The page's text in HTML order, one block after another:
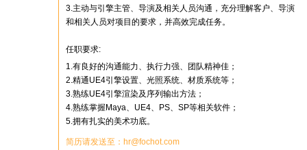
3.主动与引擎主管、导演及相关人员沟通，充分理解客户、导演
和相关人员对项目的要求，并高效完成任务。
任职要求:
1.有良好的沟通能力、执行力强、团队精神佳；
2.精通UE4引擎设置、光照系统、材质系统等；
3.熟练UE4引擎渲染及序列输出方法；
4.熟练掌握Maya、UE4、PS、SP等相关软件；
5.拥有扎实的美术功底。
简历请发送至：hr@fochot.com